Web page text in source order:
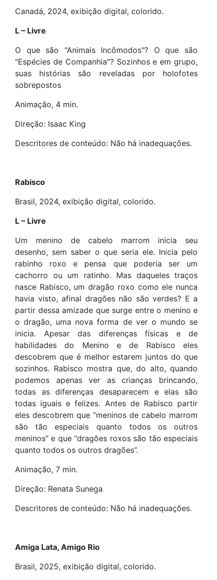
Canadá, 2024, exibição digital, colorido.
L – Livre
O que são "Animais Incômodos"? O que são
"Espécies de Companhia"? Sozinhos e em grupo,
suas histórias são reveladas por holofotes
sobrepostos
Animação, 4 min.
Direção: Isaac King
Descritores de conteúdo: Não há inadequações.
Rabisco
Brasil, 2024, exibição digital, colorido.
L – Livre
Um menino de cabelo marrom inicia seu
desenho, sem saber o que seria ele. Inicia pelo
rabinho roxo e pensa que poderia ser um
cachorro ou um ratinho. Mas daqueles traços
nasce Rabisco, um dragão roxo como ele nunca
havia visto, afinal dragões não são verdes? E a
partir dessa amizade que surge entre o menino e
o dragão, uma nova forma de ver o mundo se
inicia. Apesar das diferenças físicas e de
habilidades do Menino e de Rabisco eles
descobrem que é melhor estarem juntos do que
sozinhos. Rabisco mostra que, do alto, quando
podemos apenas ver as crianças brincando,
todas as diferenças desaparecem e elas são
todas iguais e felizes. Antes de Rabisco partir
eles descobrem que “meninos de cabelo marrom
são tão especiais quanto todos os outros
meninos” e que “dragões roxos são tão especiais
quanto todos os outros dragões”.
Animação, 7 min.
Direção: Renata Sunega
Descritores de conteúdo: Não há inadequações.
Amiga Lata, Amigo Rio
Brasil, 2025, exibição digital, colorido.